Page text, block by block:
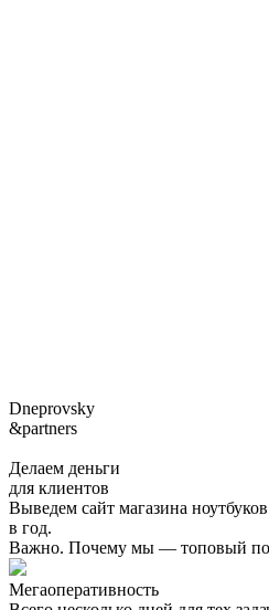
Dneprovsky
&partners
Делаем деньги
для клиентов
Выведем сайт магазина
в год.
Важно. Почему мы — топовый
Мегаоперативность